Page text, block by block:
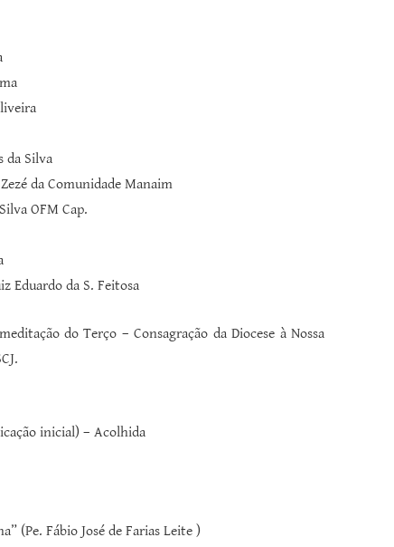
da Silva
da Comunidade Manaim
OFM Cap.
Eduardo da S. Feitosa
do Terço – Consagração da Diocese à Nossa
inicial) – Acolhida
(Pe. Fábio José de Farias Leite )